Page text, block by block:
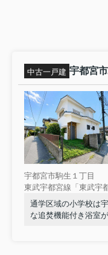
中古一戸建 宇都宮
宇都宮市駒生１丁目
東武宇都宮線「東武宇
通学区域の小学校は
な追焚機能付き浴室
せください。お住ま